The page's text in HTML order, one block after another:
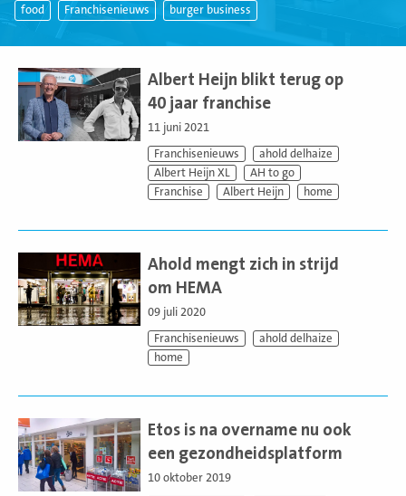
food Franchisenieuws burger business
meer
Albert Heijn blikt terug op
40 jaar franchise
11 juni 2021
Franchisenieuws
ahold delhaize
Albert Heijn XL
AH to go
Franchise
Albert Heijn home
Ahold mengt zich in strijd
om HEMA
09 juli 2020
Franchisenieuws
ahold delhaize
home
meer
Etos is na overname nu ook
een gezondheidsplatform
10 oktober 2019